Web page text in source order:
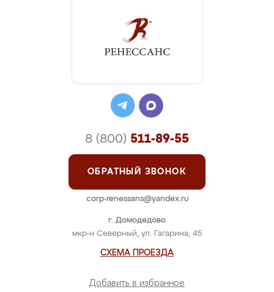
г. Домодедово
мкр-н Северный, ул. Гагарина, 45
СХЕМА ПРОЕЗДА
Добавить в избранное
8 (800) 511-89-55
ОБРАТНЫЙ ЗВОНОК
corp-renessans@yandex.ru